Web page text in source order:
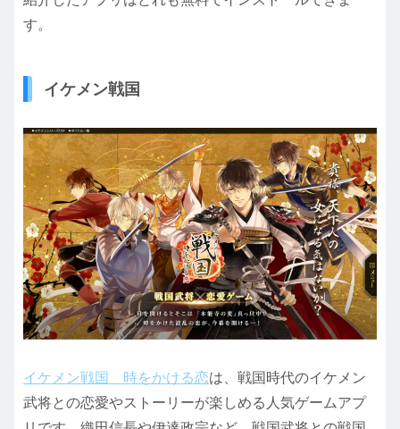
す。
イケメン戦国
イケメン戦国 時をかける恋は、戦国時代のイケメン
武将との恋愛やストーリーが楽しめる人気ゲームアプ